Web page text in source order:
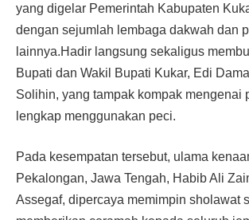
yang digelar Pemerintah Kabupaten
dengan sejumlah lembaga dakwah dan
lainnya.Hadir langsung sekaligus
Bupati dan Wakil Bupati Kukar, Edi
Solihin, yang tampak kompak mengenai
lengkap menggunakan peci.
Pada kesempatan tersebut, ulama
Pekalongan, Jawa Tengah, Habib Ali
Assegaf, dipercaya memimpin sholawat